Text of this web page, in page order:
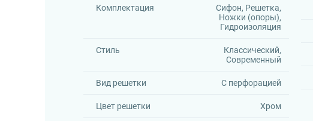
Комплектация
Сифон, Решетка,
Ножки (опоры),
Гидроизоляция
Стиль
Классический,
Современный
Вид решетки С перфорацией
Цвет решетки Хром